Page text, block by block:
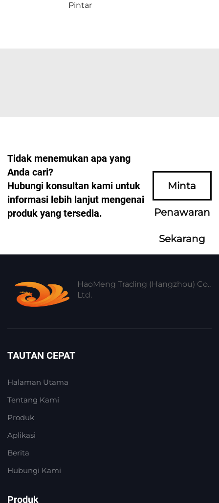
Pintar
Tidak menemukan apa yang
Anda cari?
Hubungi konsultan kami untuk
informasi lebih lanjut mengenai
produk yang tersedia.
Minta
Penawaran
Sekarang
HaoMeng Trading (Hangzhou) Co.,
Ltd.
TAUTAN CEPAT
Halaman Utama
Tentang Kami
Produk
Aplikasi
Berita
Hubungi Kami
Produk